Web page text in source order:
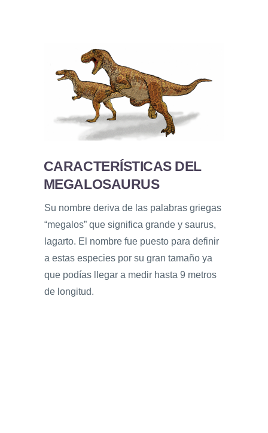
CARACTERÍSTICAS DEL
MEGALOSAURUS
Su nombre deriva de las palabras griegas
“megalos” que significa grande y saurus,
lagarto. El nombre fue puesto para definir
a estas especies por su gran tamaño ya
que podías llegar a medir hasta 9 metros
de longitud.